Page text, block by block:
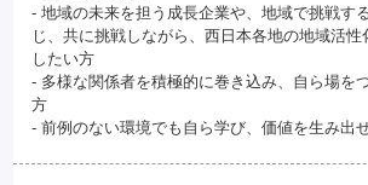
- 地域の未来を担う成長企業や、地域で挑戦す
じ、共に挑戦しながら、西日本各地の地域活
したい方
- 多様な関係者を積極的に巻き込み、自ら場を
方
- 前例のない環境でも自ら学び、価値を生み出